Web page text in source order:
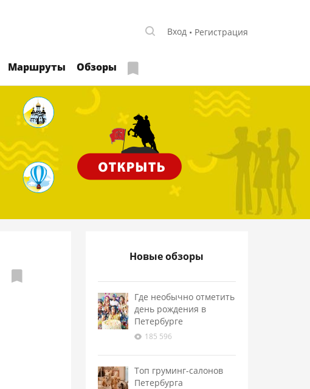
Вход Регистрация
Маршруты Обзоры
Новые обзоры
Где необычно отметить
день рождения в
Петербурге
185 596
Топ груминг-салонов
Петербурга